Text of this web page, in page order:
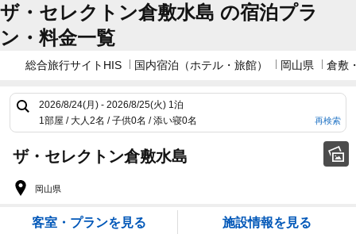
ザ・セレクトン倉敷水島 の宿泊プラ
ン・料金一覧
総合旅行サイトHIS 国内宿泊（ホテル・旅館） 岡山県 倉敷
2026/8/24(月) - 2026/8/25(火) 1泊
1部屋 / 大人2名 / 子供0名 / 添い寝0名
再検索
ザ・セレクトン倉敷水島
岡山県
客室・プランを見る 施設情報を見る